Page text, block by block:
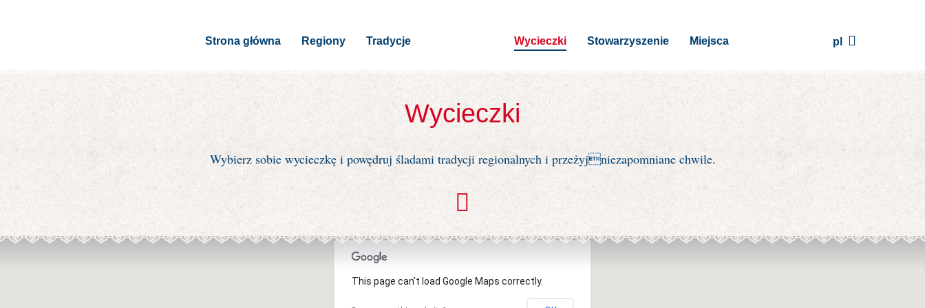
pl
Strona główna Regiony Tradycje Wycieczki Stowarzyszenie Miejsca
Wycieczki
Wybierz sobie wycieczkę i powędruj śladami tradycji regionalnych i przeżyjniezapomniane chwile.
This page can't load Google Maps correctly.